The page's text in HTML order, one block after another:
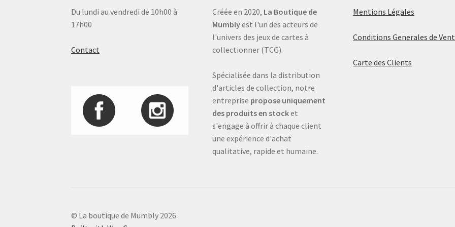
Du lundi au vendredi de 10h00 à
17h00
Contact
Créée en 2020, La Boutique de
Mumblyest l'un des acteurs de
l'univers des jeux de cartes à
collectionner (TCG).
Spécialisée dans la distribution
d'articles de collection, notre
entreprise propose uniquement
des produits en stocket
s'engage à offrir à chaque client
une expérience d'achat
qualitative, rapide et humaine.
Mentions Légales
Conditions Generales de
Carte des Clients
© La boutique de Mumbly 2026